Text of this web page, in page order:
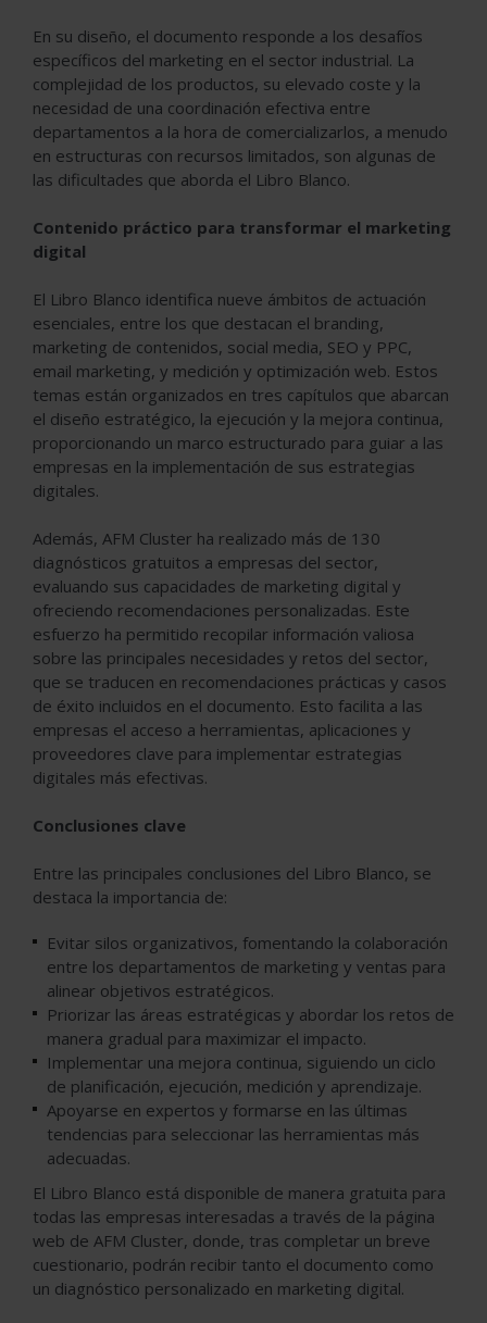
En su diseño, el documento responde a los desafíos
específicos del marketing en el sector industrial. La
complejidad de los productos, su elevado coste y la
necesidad de una coordinación efectiva entre
departamentos a la hora de comercializarlos, a menudo
en estructuras con recursos limitados, son algunas de
las dificultades que aborda el Libro Blanco.
Contenido práctico para transformar el marketing
digital
El Libro Blanco identifica nueve ámbitos de actuación
esenciales, entre los que destacan el branding,
marketing de contenidos, social media, SEO y PPC,
email marketing, y medición y optimización web. Estos
temas están organizados en tres capítulos que abarcan
el diseño estratégico, la ejecución y la mejora continua,
proporcionando un marco estructurado para guiar a las
empresas en la implementación de sus estrategias
digitales.
Además, AFM Cluster ha realizado más de 130
diagnósticos gratuitos a empresas del sector,
evaluando sus capacidades de marketing digital y
ofreciendo recomendaciones personalizadas. Este
esfuerzo ha permitido recopilar información valiosa
sobre las principales necesidades y retos del sector,
que se traducen en recomendaciones prácticas y casos
de éxito incluidos en el documento. Esto facilita a las
empresas el acceso a herramientas, aplicaciones y
proveedores clave para implementar estrategias
digitales más efectivas.
Conclusiones clave
Entre las principales conclusiones del Libro Blanco, se
destaca la importancia de:
Evitar silos organizativos, fomentando la colaboración
entre los departamentos de marketing y ventas para
alinear objetivos estratégicos.
Priorizar las áreas estratégicas y abordar los retos de
manera gradual para maximizar el impacto.
Implementar una mejora continua, siguiendo un ciclo
de planificación, ejecución, medición y aprendizaje.
Apoyarse en expertos y formarse en las últimas
tendencias para seleccionar las herramientas más
adecuadas.
El Libro Blanco está disponible de manera gratuita para
todas las empresas interesadas a través de la página
web de AFM Cluster, donde, tras completar un breve
cuestionario, podrán recibir tanto el documento como
un diagnóstico personalizado en marketing digital.